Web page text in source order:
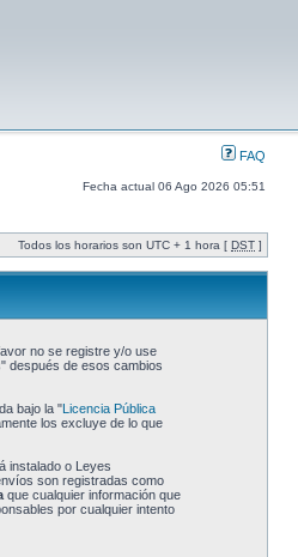
FAQ
Fecha actual 06 Ago 2026 05:51
Todos los horarios son UTC + 1 hora [ DST ]
no se registre y/o use
después de esos cambios
bajo la "Licencia Pública
los excluye de lo que
instalado o Leyes
son registradas como
que cualquier información que
por cualquier intento